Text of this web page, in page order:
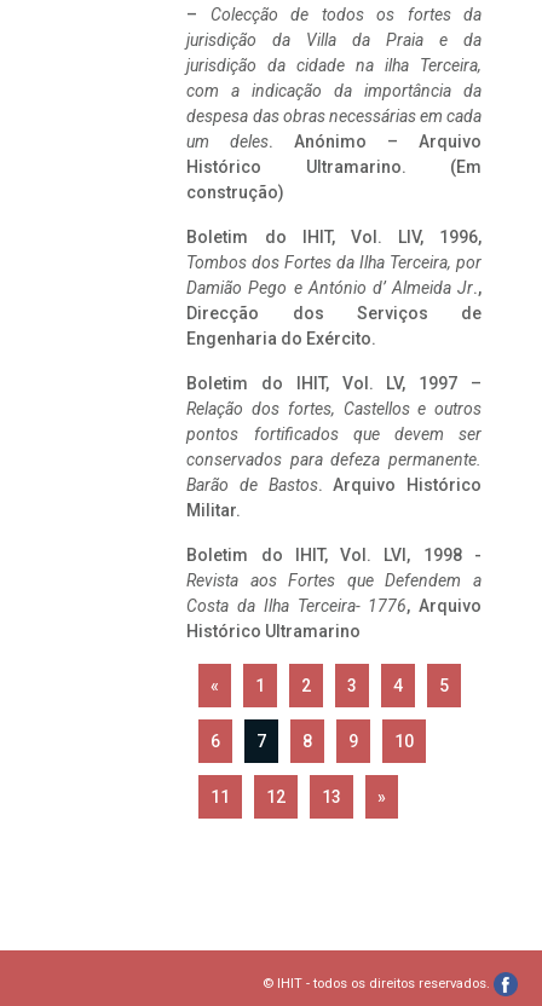
– Colecção de todos os fortes da
jurisdição da Villa da Praia e da
jurisdição da cidade na ilha Terceira,
com a indicação da importância da
despesa das obras necessárias em cada
um deles. Anónimo – Arquivo
Histórico Ultramarino. (Em
construção)
Boletim do IHIT, Vol. LIV, 1996,
Tombos dos Fortes da Ilha Terceira, por
Damião Pego e António d’ Almeida Jr.,
Direcção dos Serviços de
Engenharia do Exército.
Boletim do IHIT, Vol. LV, 1997 –
Relação dos fortes, Castellos e outros
pontos fortificados que devem ser
conservados para defeza permanente.
Barão de Bastos. Arquivo Histórico
Militar.
Boletim do IHIT, Vol. LVI, 1998 -
Revista aos Fortes que Defendem a
Costa da Ilha Terceira- 1776, Arquivo
Histórico Ultramarino
« 1 2 3 4 5
6 7 8 9 10
11 12 13 »
© IHIT - todos os direitos reservados.